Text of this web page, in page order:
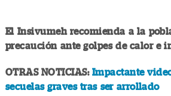
El Insivumeh recomienda a la
precaución ante golpes de calor e
OTRAS NOTICIAS: Impactante
secuelas graves tras ser arrollado